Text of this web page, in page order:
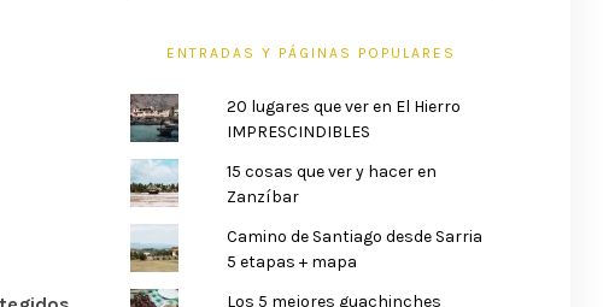
ENTRADAS Y PÁGINAS POPULARES
20 lugares que ver en El Hierro
IMPRESCINDIBLES
15 cosas que ver y hacer en
Zanzíbar
Camino de Santiago desde Sarria
5 etapas + mapa
Los 5 mejores guachinches